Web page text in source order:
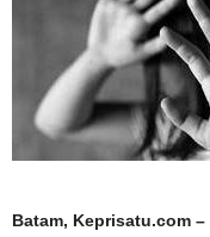
Batam, Keprisatu.com –